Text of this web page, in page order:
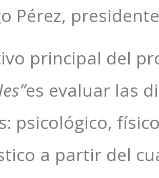
Pérez, presidente
principal del
es evaluar las
psicológico,
a partir del